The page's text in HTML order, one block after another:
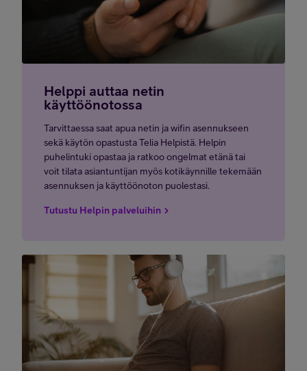
Helppi auttaa netin
käyttöönotossa
Tarvittaessa saat apua netin ja wifin asennukseen
sekä käytön opastusta Telia Helpistä. Helpin
puhelintuki opastaa ja ratkoo ongelmat etänä tai
voit tilata asiantuntijan myös kotikäynnille tekemään
asennuksen ja käyttöönoton puolestasi.
Tutustu Helpin palveluihin